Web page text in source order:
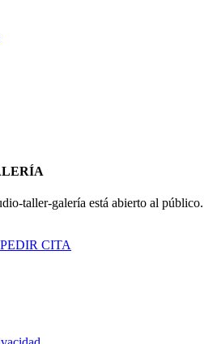
taller-galería está abierto al público.
PEDIR CITA